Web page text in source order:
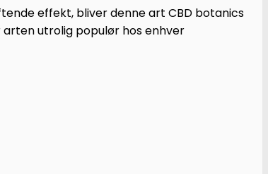
effekt, bliver denne art CBD botanics
utrolig populør hos enhver